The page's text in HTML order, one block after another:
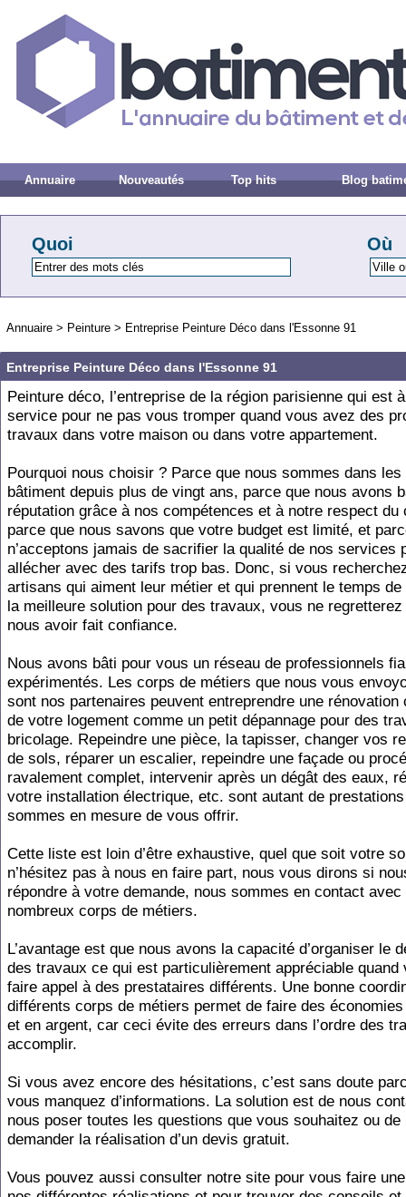
Annuaire Nouveautés Top hits Blog
Quoi Où
Annuaire > Peinture > Entreprise Peinture Déco dans l'Essonne 91
Entreprise Peinture Déco dans l'Essonne 91
Peinture déco, l’entreprise de la région parisienne qui est
service pour ne pas vous tromper quand vous avez des
travaux dans votre maison ou dans votre appartement.
Pourquoi nous choisir ? Parce que nous sommes dans
bâtiment depuis plus de vingt ans, parce que nous avons
réputation grâce à nos compétences et à notre respect du
parce que nous savons que votre budget est limité, et
n’acceptons jamais de sacrifier la qualité de nos services
allécher avec des tarifs trop bas. Donc, si vous
artisans qui aiment leur métier et qui prennent le temps
la meilleure solution pour des travaux, vous ne regretterez
nous avoir fait confiance.
Nous avons bâti pour vous un réseau de professionnels
expérimentés. Les corps de métiers que nous vous
sont nos partenaires peuvent entreprendre une rénovation
de votre logement comme un petit dépannage pour des
bricolage. Repeindre une pièce, la tapisser, changer vos
de sols, réparer un escalier, repeindre une façade ou
ravalement complet, intervenir après un dégât des eaux,
votre installation électrique, etc. sont autant de
sommes en mesure de vous offrir.
Cette liste est loin d’être exhaustive, quel que soit votre
n’hésitez pas à nous en faire part, nous vous dirons si
répondre à votre demande, nous sommes en contact
nombreux corps de métiers.
L’avantage est que nous avons la capacité d’organiser le
des travaux ce qui est particulièrement appréciable quand
faire appel à des prestataires différents. Une bonne
différents corps de métiers permet de faire des
et en argent, car ceci évite des erreurs dans l’ordre des
accomplir.
Si vous avez encore des hésitations, c’est sans doute
vous manquez d’informations. La solution est de nous
nous poser toutes les questions que vous souhaitez ou de
demander la réalisation d’un devis gratuit.
Vous pouvez aussi consulter notre site pour vous faire